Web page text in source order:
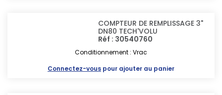
COMPTEUR DE REMPLISSAGE 3"
DN80 TECH'VOLU
Réf : 30540760
Conditionnement : Vrac
Connectez-vous pour ajouter au panier